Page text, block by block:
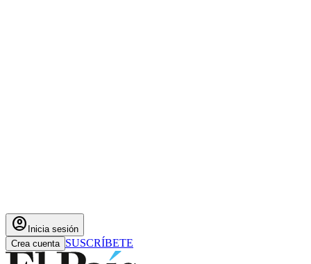
account_circle Inicia sesión
Crea cuenta SUSCRÍBETE